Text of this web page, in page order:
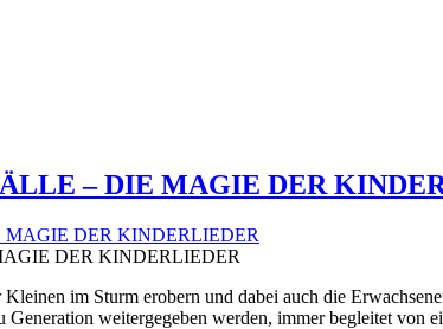
– DIE MAGIE DER
DER KINDERLIEDER
im Sturm erobern und dabei auch die
weitergegeben werden, immer begleitet